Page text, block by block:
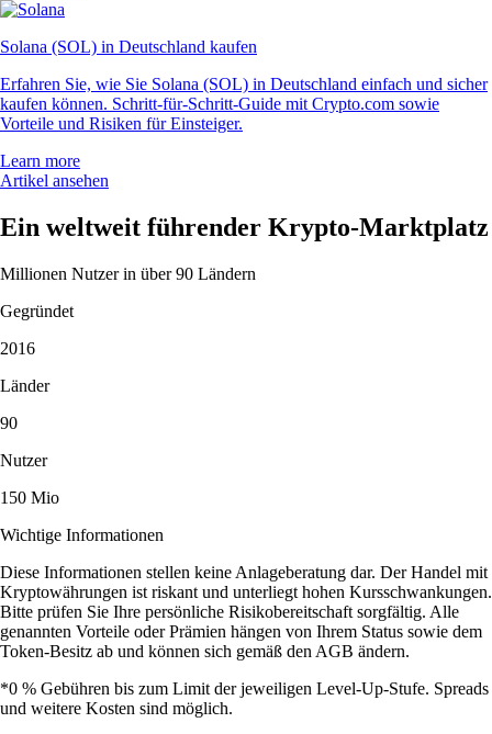
Solana (SOL) in Deutschland kaufen
Erfahren Sie, wie Sie Solana (SOL) in Deutschland einfach und sicher
kaufen können. Schritt-für-Schritt-Guide mit Crypto.com sowie
Vorteile und Risiken für Einsteiger.
Learn more
Artikel ansehen
Ein weltweit führender Krypto-Marktplatz
Millionen Nutzer in über 90 Ländern
Gegründet
2016
Länder
90
Nutzer
150 Mio
Wichtige Informationen
Diese Informationen stellen keine Anlageberatung dar. Der Handel mit
Kryptowährungen ist riskant und unterliegt hohen Kursschwankungen.
Bitte prüfen Sie Ihre persönliche Risikobereitschaft sorgfältig. Alle
genannten Vorteile oder Prämien hängen von Ihrem Status sowie dem
Token-Besitz ab und können sich gemäß den AGB ändern.
*0 % Gebühren bis zum Limit der jeweiligen Level-Up-Stufe. Spreads
und weitere Kosten sind möglich.